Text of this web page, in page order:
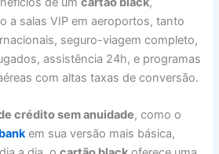
a salas VIP em aeroportos, tanto
seguro-viagem completo,
assistência 24h, e programas
com altas taxas de conversão.
crédito sem anuidade, como o
em sua versão mais básica,